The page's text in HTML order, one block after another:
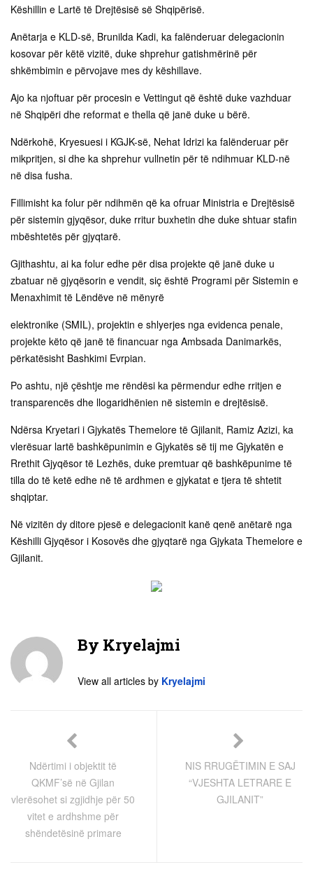
Këshillin e Lartë të Drejtësisë së Shqipërisë.
Anëtarja e KLD-së, Brunilda Kadi, ka falënderuar delegacionin
kosovar për këtë vizitë, duke shprehur gatishmërinë për
shkëmbimin e përvojave mes dy këshillave.
Ajo ka njoftuar për procesin e Vettingut që është duke vazhduar
në Shqipëri dhe reformat e thella që janë duke u bërë.
Ndërkohë, Kryesuesi i KGJK-së, Nehat Idrizi ka falënderuar për
mikpritjen, si dhe ka shprehur vullnetin për të ndihmuar KLD-në
në disa fusha.
Fillimisht ka folur për ndihmën që ka ofruar Ministria e Drejtësisë
për sistemin gjyqësor, duke rritur buxhetin dhe duke shtuar stafin
mbështetës për gjyqtarë.
Gjithashtu, ai ka folur edhe për disa projekte që janë duke u
zbatuar në gjyqësorin e vendit, siç është Programi për Sistemin e
Menaxhimit të Lëndëve në mënyrë
elektronike (SMIL), projektin e shlyerjes nga evidenca penale,
projekte këto që janë të financuar nga Ambsada Danimarkës,
përkatësisht Bashkimi Evrpian.
Po ashtu, një çështje me rëndësi ka përmendur edhe rritjen e
transparencës dhe llogaridhënien në sistemin e drejtësisë.
Ndërsa Kryetari i Gjykatës Themelore të Gjilanit, Ramiz Azizi, ka
vlerësuar lartë bashkëpunimin e Gjykatës së tij me Gjykatën e
Rrethit Gjyqësor të Lezhës, duke premtuar që bashkëpunime të
tilla do të ketë edhe në të ardhmen e gjykatat e tjera të shtetit
shqiptar.
Në vizitën dy ditore pjesë e delegacionit kanë qenë anëtarë nga
Këshilli Gjyqësor i Kosovës dhe gjyqtarë nga Gjykata Themelore e
Gjilanit.
By Kryelajmi
View all articles by Kryelajmi
Ndërtimi i objektit të
QKMF’së në Gjilan
vlerësohet si zgjidhje për 50
vitet e ardhshme për
shëndetësinë primare
NIS RRUGËTIMIN E SAJ
“VJESHTA LETRARE E
GJILANIT”